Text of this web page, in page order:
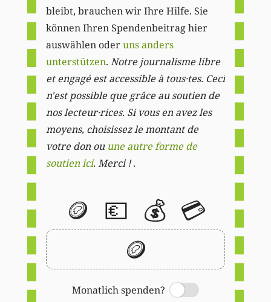
bleibt, brauchen wir Ihre Hilfe. Sie
können Ihren Spendenbeitrag hier
auswählen oderuns anders
unterstützen. Notre journalisme libre
et engagé est accessible à tous·tes. Ceci
n'est possible que grâce au soutien de
nos lecteur·rices. Si vous en avez les
moyens, choisissez le montant de
votre don ou une autre forme de
soutien ici. Merci ! .
🪙 💶 💰 💳
🪙
Monatlich spenden?
Switch